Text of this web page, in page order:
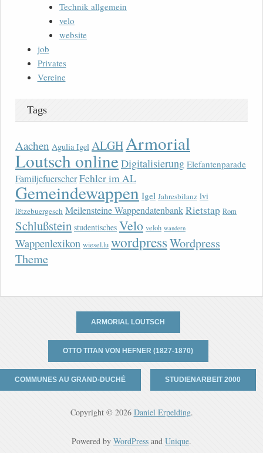
Technik allgemein
velo
website
job
Privates
Vereine
Tags
Aachen Agulia Igel ALGHArmorial
Loutsch onlineDigitalisierung Elefantenparade
FamiljefuerscherFehler im AL
Gemeindewappen Igel Jahresbilanz lvi
lëtzebuergesch Meilensteine WappendatenbankRietstap Rom
Schlußstein studentisches Velo veloh wandern
Wappenlexikon wiesel.lu wordpressWordpress
Theme
ARMORIAL LOUTSCH
OTTO TITAN VON HEFNER (1827-1870)
COMMUNES AU GRAND-DUCHÉ STUDIENARBEIT 2000
Copyright © 2026 Daniel Erpelding.
Powered by WordPress and Unique.